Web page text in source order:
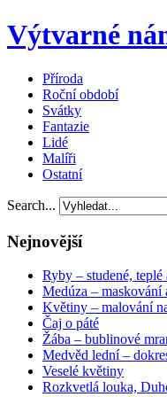
Výtvarné
Příroda
Roční období
Svátky
Fantazie
Lidé
Malíři
Ostatní
Search...
Nejnovější
Ryby – studené,
Medúza – maskování
Květiny – malování
Čaj o páté
Žába – bublinové
Medvěd lední –
Veselé květiny
Rozkvetlá louka,